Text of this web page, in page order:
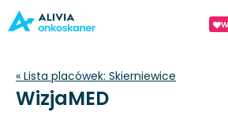
« Lista placówek: Skierniewice
WizjaMED